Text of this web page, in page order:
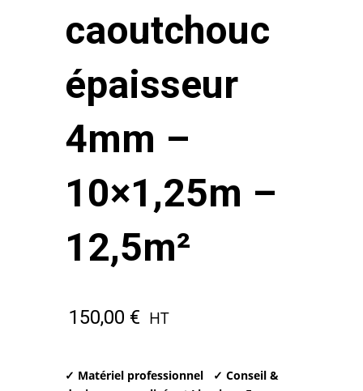
caoutchouc
épaisseur
4mm –
10×1,25m –
12,5m²
150,00 € HT
✓ Matériel professionnel
✓ Conseil &